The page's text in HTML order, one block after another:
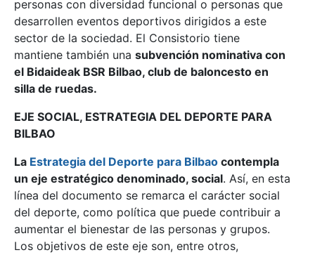
personas con diversidad funcional o personas que
desarrollen eventos deportivos dirigidos a este
sector de la sociedad. El Consistorio tiene
mantiene también una subvención nominativa con
el Bidaideak BSR Bilbao, club de baloncesto en
silla de ruedas.
EJE SOCIAL, ESTRATEGIA DEL DEPORTE PARA
BILBAO
La Estrategia del Deporte para Bilbao contempla
un eje estratégico denominado, social. Así, en esta
línea del documento se remarca el carácter social
del deporte, como política que puede contribuir a
aumentar el bienestar de las personas y grupos.
Los objetivos de este eje son, entre otros,